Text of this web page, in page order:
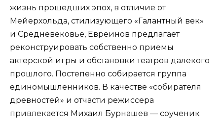
жизнь прошедших эпох, в отличие от
Мейерхольда, стилизующего «Галантный век»
и Средневековье, Евреинов предлагает
реконструировать собственно приемы
актерской игры и обстановки театров далекого
прошлого. Постепенно собирается группа
единомышленников. В качестве «собирателя
древностей» и отчасти режиссера
привлекается Михаил Бурнашев — соученик